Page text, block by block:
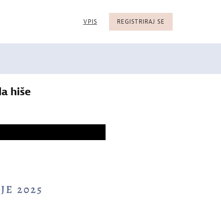
VPIS REGISTRIRAJ SE
hiše